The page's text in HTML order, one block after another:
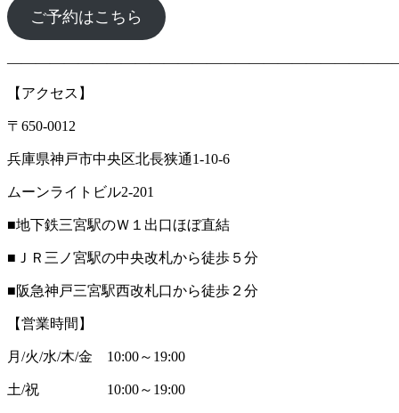
ご予約はこちら
【アクセス】
〒650-0012
兵庫県神戸市中央区北長狭通1-10-6
ムーンライトビル2-201
■地下鉄三宮駅のＷ１出口ほぼ直結
■ＪＲ三ノ宮駅の中央改札から徒歩５分
■阪急神戸三宮駅西改札口から徒歩２分
【営業時間】
月/火/水/木/金 10:00～19:00
土/祝 10:00～19:00